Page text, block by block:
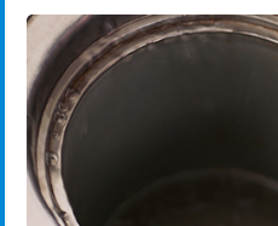
給水管工事※（ライニング鋼管
管・ポリ管・HT管使用/3ｍまで)
給水管工事※（ライニング鋼管
管・ポリ管・HT管使用/3ｍ超え)
排水管工事（土の掘削・埋め戻
業）
追加トーラー機使用/3m超え
カメラ調査
桝清掃
止水・漏水調査・防水処理・清
理・調整・分解・加工など（軽